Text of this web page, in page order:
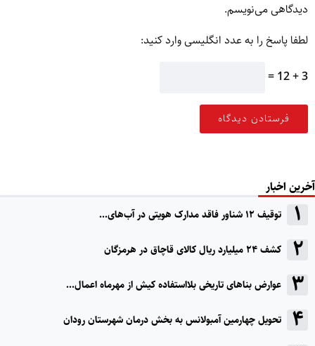
دیدگاهی می‌نویسم.
لطفا پاسخ را به عدد انگلیسی وارد کنید:
3 + 12 =
آخرین اخبار
توقیف ۱۲ شناور فاقد مدارک هویتی در آب‌های...
کشف ۲۴ میلیارد ریال کالای قاچاق در هرمزگان
عوارض بناهای تاریخی بلااستفاده کیش از مهرماه اعمال...
تحویل چهارمین آمبولانس به بخش درمان شهرستان رودان